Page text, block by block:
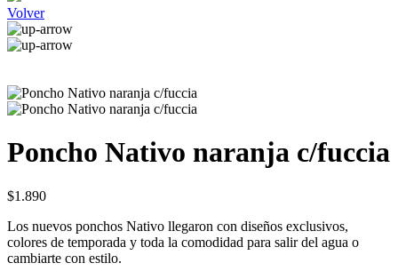
Volver
Poncho Nativo naranja c/fuccia
$1.890
Los nuevos ponchos Nativo llegaron con diseños exclusivos,
colores de temporada y toda la comodidad para salir del agua o
cambiarte con estilo.